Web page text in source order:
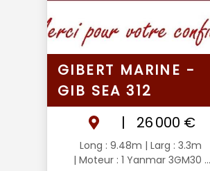
GIBERT MARINE -
GIB SEA 312
|
26 000 €
Long : 9.48m | Larg : 3.3m
| Moteur : 1 Yanmar 3GM30 ...